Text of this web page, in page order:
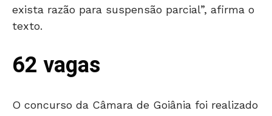
exista razão para suspensão parcial”, afirma o
texto.
62 vagas
O concurso da Câmara de Goiânia foi realizado